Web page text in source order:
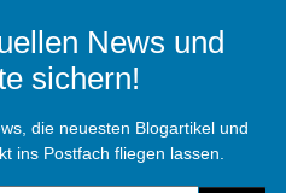
News und
sichern!
die neuesten Blogartikel und
ins Postfach fliegen lassen.